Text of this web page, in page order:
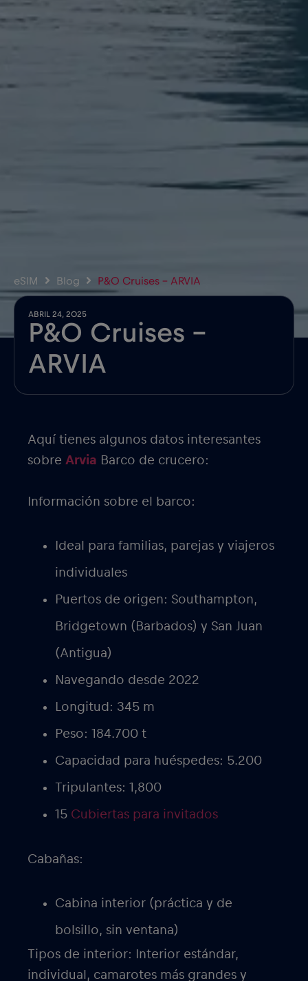
eSIM Blog P&O Cruises – ARVIA
ABRIL 24, 2025
P&O Cruises –
ARVIA
Aquí tienes algunos datos interesantes
sobre Arvia Barco de crucero:
Información sobre el barco:
Ideal para familias, parejas y viajeros
individuales
Puertos de origen: Southampton,
Bridgetown (Barbados) y San Juan
(Antigua)
Navegando desde 2022
Longitud: 345 m
Peso: 184.700 t
Capacidad para huéspedes: 5.200
Tripulantes: 1,800
15 Cubiertas para invitados
Cabañas:
Cabina interior (práctica y de
bolsillo, sin ventana)
Tipos de interior: Interior estándar,
individual, camarotes más grandes y